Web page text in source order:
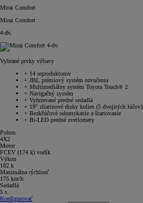
Mirai Comfort
Mirai Comfort
4-dv.
Vybrané prvky výbavy
+ 14 reproduktorov
+ JBL prémiový systém ozvučenia
+ Multimediálny systém Toyota Touch® 2
+ Navigačný systém
+ Vyhrievané predné sedadlá
+ 19" zliatinové disky kolies (5 dvojitých lúčov)
+ Bezkľúčové odomykanie a štartovanie
+ Bi-LED predné svetlomety
Pohon
4X2
Motor
FCEV (174 k) vodík
Výkon
182 k
Maximálna rýchlosť
175 km/h
Sedadlá
5 s.
Konfigurovať